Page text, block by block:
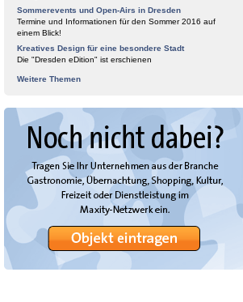
Sommerevents und Open-Airs in Dresden
Termine und Informationen für den Sommer 2016 auf
einem Blick!
Kreatives Design für eine besondere Stadt
Die "Dresden eDition" ist erschienen
Weitere Themen